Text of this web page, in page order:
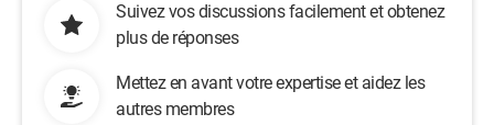
Suivez vos discussions facilement et obtenez
plus de réponses
Mettez en avant votre expertise et aidez les
autres membres